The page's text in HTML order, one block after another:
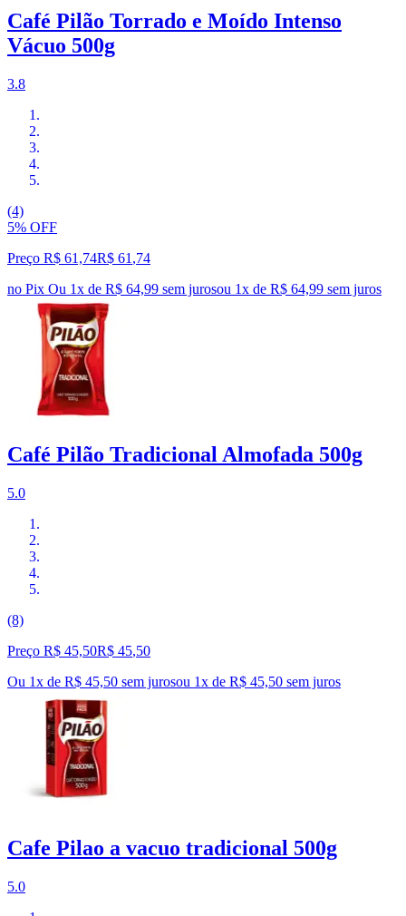
Café Pilão Torrado e Moído Intenso
Vácuo 500g
3.8
(4)
5% OFF
Preço R$ 61,74R$ 61 ,74
no Pix Ou 1x de R$ 64,99 sem jurosou 1x de R$ 64,99 sem juros
Café Pilão Tradicional Almofada 500g
5.0
(8)
Preço R$ 45,50R$ 45,50
Ou 1x de R$ 45,50 sem jurosou 1x de R$ 45,50 sem juros
Cafe Pilao a vacuo tradicional 500g
5.0